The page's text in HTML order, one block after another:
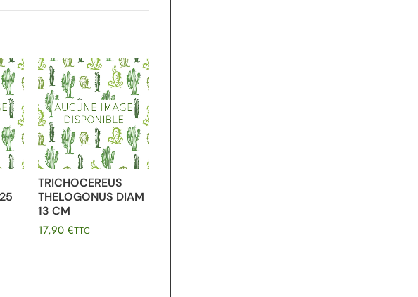
TRICHOCEREUS
THELOGONUS DIAM
13 CM
17,90 €TTC